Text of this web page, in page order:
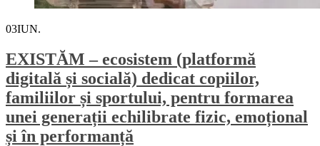
03IUN.
EXISTĂM – ecosistem (platformă
digitală și socială) dedicat copiilor,
familiilor și sportului, pentru formarea
unei generații echilibrate fizic, emoțional
și în performanță